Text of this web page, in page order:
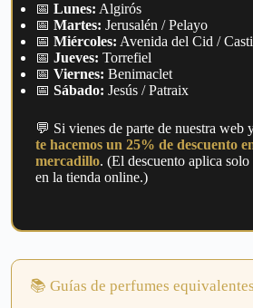
📅 Lunes: Algirós
📅 Martes: Jerusalén / Pelayo
📅 Miércoles: Avenida del Cid /
📅 Jueves: Torrefiel
📅 Viernes: Benimaclet
📅 Sábado: Jesús / Patraix
💬 Si vienes de parte de nuestra web
te hacemos un 25% de descuento
mercadillo. (El descuento aplica
en la tienda online.)
📚 Guías de perfumes equivalentes